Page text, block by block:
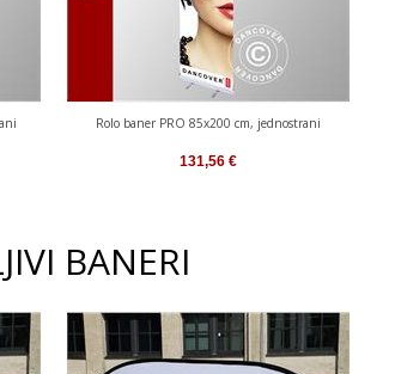
Rolo baner PRO 85x200 cm, jednostrani
131,56 €
BANERI